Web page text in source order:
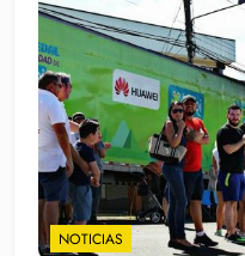
NOTICIAS